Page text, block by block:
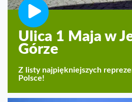
Ulica 1 Maja w
Górze
Z listy najpiękniejszych
Polsce!